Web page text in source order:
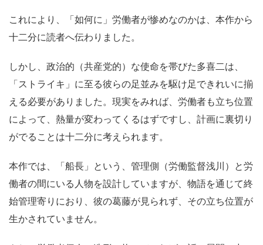
これにより、「如何に」労働者が惨めなのかは、本作から
十二分に読者へ伝わりました。
しかし、政治的（共産党的）な使命を帯びた多喜二は、
「ストライキ」に至る彼らの足並みを駆け足できれいに揃
える必要がありました。現実をみれば、労働者も立ち位置
によって、熱量が変わってくるはずですし、計画に裏切り
がでることは十二分に考えられます。
本作では、「船長」という、管理側（労働監督浅川）と労
働者の間にいる人物を設計していますが、物語を通じて終
始管理寄りにおり、彼の葛藤が見られず、その立ち位置が
生かされていません。